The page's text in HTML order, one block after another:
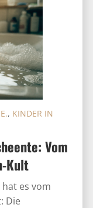
Vom
Kult
, KINDER IN
es vom
Die